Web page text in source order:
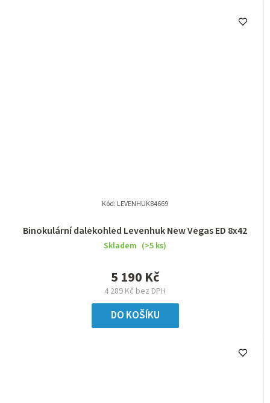
Binokulární dalekohled Levenhuk New Vegas ED 8x42
Skladem (>5 ks)
4 289 Kč bez DPH
5 190 Kč
DO KOŠÍKU
Kód: LEVENHUK84669